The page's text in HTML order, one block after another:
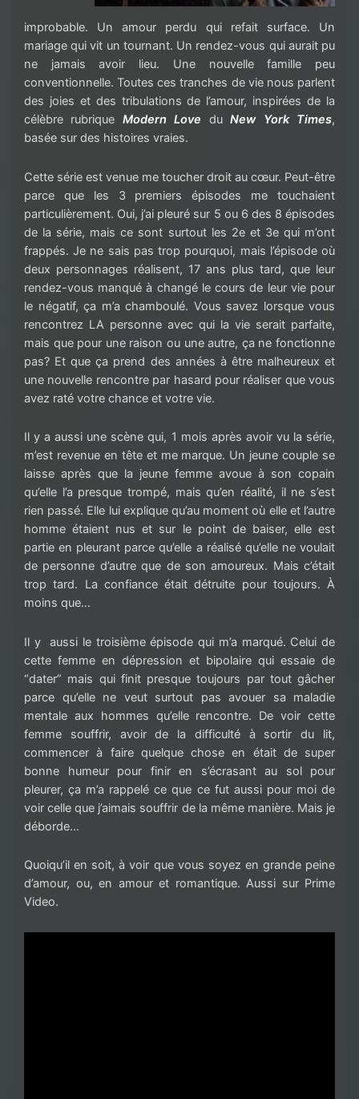
improbable. Un amour perdu qui refait surface. Un
mariage qui vit un tournant. Un rendez-vous qui aurait pu
ne jamais avoir lieu. Une nouvelle famille peu
conventionnelle. Toutes ces tranches de vie nous parlent
des joies et des tribulations de l’amour, inspirées de la
célèbre rubrique Modern Love duNew York Times,
basée sur des histoires vraies.
Cette série est venue me toucher droit au cœur. Peut-être
parce que les 3 premiers épisodes me touchaient
particulièrement. Oui, j’ai pleuré sur 5 ou 6 des 8 épisodes
de la série, mais ce sont surtout les 2e et 3e qui m’ont
frappés. Je ne sais pas trop pourquoi, mais l’épisode où
deux personnages réalisent, 17 ans plus tard, que leur
rendez-vous manqué à changé le cours de leur vie pour
le négatif, ça m’a chamboulé. Vous savez lorsque vous
rencontrez LA personne avec qui la vie serait parfaite,
mais que pour une raison ou une autre, ça ne fonctionne
pas? Et que ça prend des années à être malheureux et
une nouvelle rencontre par hasard pour réaliser que vous
avez raté votre chance et votre vie.
Il y a aussi une scène qui, 1 mois après avoir vu la série,
m’est revenue en tête et me marque. Un jeune couple se
laisse après que la jeune femme avoue à son copain
qu’elle l’a presque trompé, mais qu’en réalité, il ne s’est
rien passé. Elle lui explique qu’au moment où elle et l’autre
homme étaient nus et sur le point de baiser, elle est
partie en pleurant parce qu’elle a réalisé qu’elle ne voulait
de personne d’autre que de son amoureux. Mais c’était
trop tard. La confiance était détruite pour toujours. À
moins que…
Il y aussi le troisième épisode qui m’a marqué. Celui de
cette femme en dépression et bipolaire qui essaie de
“dater” mais qui finit presque toujours par tout gâcher
parce qu’elle ne veut surtout pas avouer sa maladie
mentale aux hommes qu’elle rencontre. De voir cette
femme souffrir, avoir de la difficulté à sortir du lit,
commencer à faire quelque chose en était de super
bonne humeur pour finir en s’écrasant au sol pour
pleurer, ça m’a rappelé ce que ce fut aussi pour moi de
voir celle que j’aimais souffrir de la même manière. Mais je
déborde…
Quoiqu’il en soit, à voir que vous soyez en grande peine
d’amour, ou, en amour et romantique. Aussi sur Prime
Video.